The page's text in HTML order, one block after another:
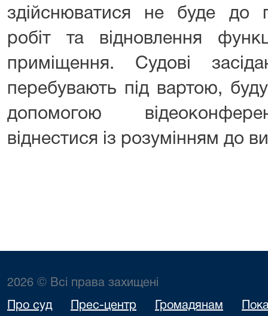
здійснюватися не буде до
робіт та відновлення
приміщення. Судові
перебувають під вартою,
допомогою
віднестися із розумінням до
2026 © Всі права захищені
Про суд Прес-центр Громадянам